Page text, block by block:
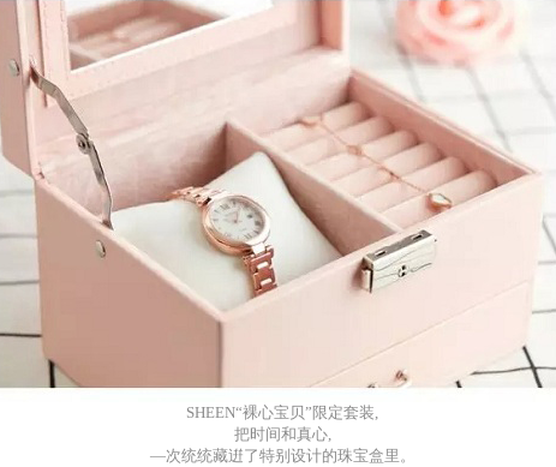
SHEEN“裸心宝贝”限定套装,
把时间和真心,
—次统统藏逬了特别设计的珠宝盒里。